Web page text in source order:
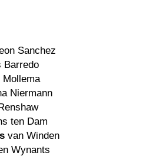
Sanchez
Barredo
Mollema
Niermann
ten Dam
van Winden
Wynants